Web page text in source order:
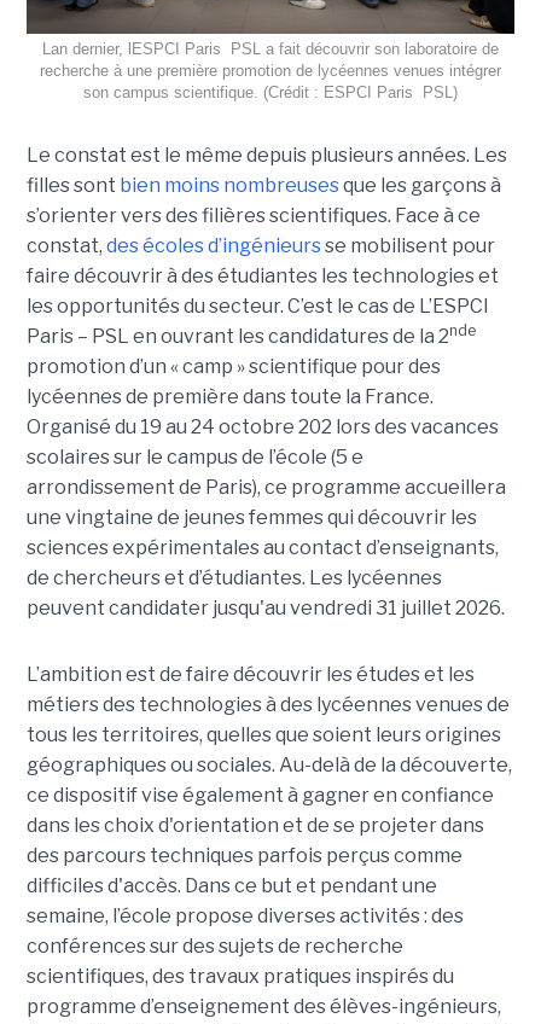
Lan dernier, lESPCI Paris  PSL a fait découvrir son laboratoire de
recherche à une première promotion de lycéennes venues intégrer
son campus scientifique. (Crédit : ESPCI Paris  PSL)
Le constat est le même depuis plusieurs années. Les
filles sont bien moins nombreusesque les garçons à
s’orienter vers des filières scientifiques. Face à ce
constat, des écoles d’ingénieursse mobilisent pour
faire découvrir à des étudiantes les technologies et
les opportunités du secteur. C’est le cas de L’ESPCI
Paris – PSL en ouvrant les candidatures de la 2nde
promotion d’un « camp » scientifique pour des
lycéennes de première dans toute la France.
Organisé du 19 au 24 octobre 202 lors des vacances
scolaires sur le campus de l’école (5 e
arrondissement de Paris), ce programme accueillera
une vingtaine de jeunes femmes qui découvrir les
sciences expérimentales au contact d’enseignants,
de chercheurs et d’étudiantes. Les lycéennes
peuvent candidater jusqu'au vendredi 31 juillet 2026.
L’ambition est de faire découvrir les études et les
métiers des technologies à des lycéennes venues de
tous les territoires, quelles que soient leurs origines
géographiques ou sociales. Au-delà de la découverte,
ce dispositif vise également à gagner en confiance
dans les choix d'orientation et de se projeter dans
des parcours techniques parfois perçus comme
difficiles d'accès. Dans ce but et pendant une
semaine, l’école propose diverses activités : des
conférences sur des sujets de recherche
scientifiques, des travaux pratiques inspirés du
programme d’enseignement des élèves-ingénieurs,